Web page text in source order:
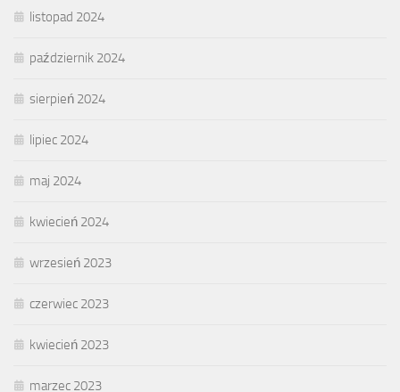
listopad 2024
październik 2024
sierpień 2024
lipiec 2024
maj 2024
kwiecień 2024
wrzesień 2023
czerwiec 2023
kwiecień 2023
marzec 2023